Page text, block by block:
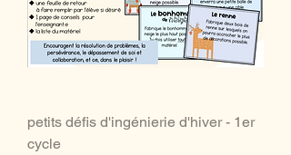
petits défis d'ingénierie d'hiver - 1er
cycle